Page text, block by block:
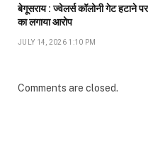
बेगूसराय : ज्वेलर्स कॉलोनी गेट हटाने
का लगाया आरोप
JULY 14, 2026 1:10 PM
Comments are closed.